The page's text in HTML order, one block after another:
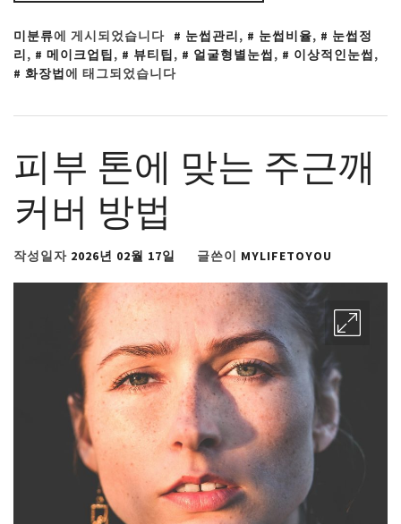
미분류에 게시되었습니다 눈썹관리, 눈썹비율,
눈썹정
리, 메이크업팁, 뷰티팁, 얼굴형별눈썹, 이상적인눈썹,
화장법에 태그되었습니다
피부 톤에 맞는 주근깨
커버 방법
작성일자 2026년 02월 17일 글쓴이 MYLIFETOYOU